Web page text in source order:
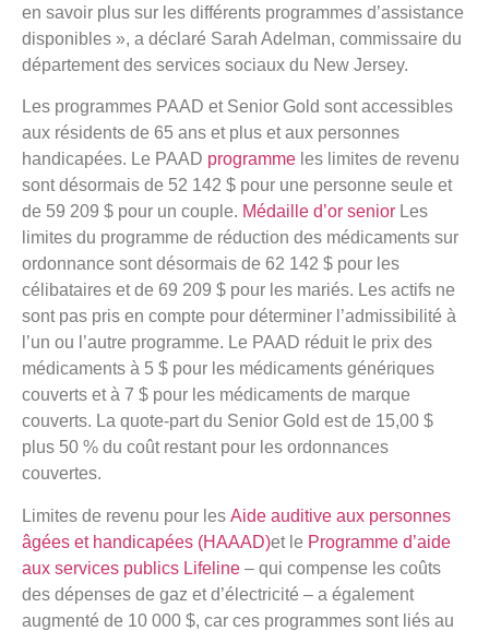
en savoir plus sur les différents programmes d’assistance
disponibles », a déclaré Sarah Adelman, commissaire du
département des services sociaux du New Jersey.
Les programmes PAAD et Senior Gold sont accessibles
aux résidents de 65 ans et plus et aux personnes
handicapées. Le PAAD programme les limites de revenu
sont désormais de 52 142 $ pour une personne seule et
de 59 209 $ pour un couple. Médaille d’or senior Les
limites du programme de réduction des médicaments sur
ordonnance sont désormais de 62 142 $ pour les
célibataires et de 69 209 $ pour les mariés. Les actifs ne
sont pas pris en compte pour déterminer l’admissibilité à
l’un ou l’autre programme. Le PAAD réduit le prix des
médicaments à 5 $ pour les médicaments génériques
couverts et à 7 $ pour les médicaments de marque
couverts. La quote-part du Senior Gold est de 15,00 $
plus 50 % du coût restant pour les ordonnances
couvertes.
Limites de revenu pour les Aide auditive aux personnes
âgées et handicapées (HAAAD)et le Programme d’aide
aux services publics Lifeline – qui compense les coûts
des dépenses de gaz et d’électricité – a également
augmenté de 10 000 $, car ces programmes sont liés au